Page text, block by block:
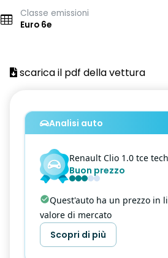
Classe emissioni
Euro 6e
scarica il pdf della vettura
Analisi auto
Renault Clio 1.0 tce
Buon prezzo
Quest'auto ha un prezzo in
valore di mercato
Scopri di più